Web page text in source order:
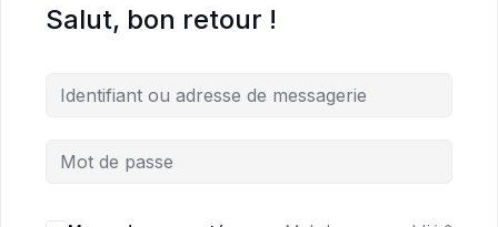
Salut, bon retour !